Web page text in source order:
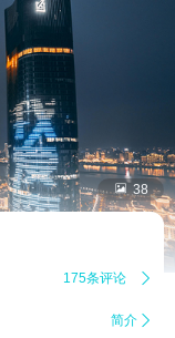
 38
175条评论 
简介 